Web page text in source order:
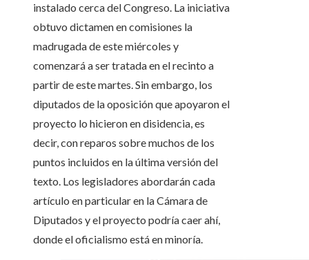
instalado cerca del Congreso. La iniciativa
obtuvo dictamen en comisiones la
madrugada de este miércoles y
comenzará a ser tratada en el recinto a
partir de este martes. Sin embargo, los
diputados de la oposición que apoyaron el
proyecto lo hicieron en disidencia, es
decir, con reparos sobre muchos de los
puntos incluidos en la última versión del
texto. Los legisladores abordarán cada
artículo en particular en la Cámara de
Diputados y el proyecto podría caer ahí,
donde el oficialismo está en minoría.